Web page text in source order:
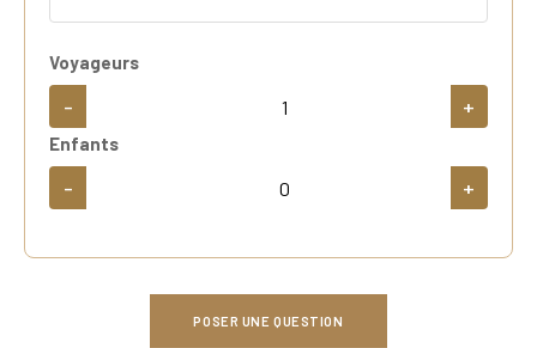
Voyageurs
- +
Enfants
- +
POSER UNE QUESTION